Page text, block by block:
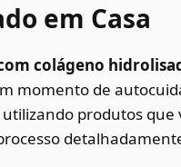
em Casa
colágeno
momento de
produtos